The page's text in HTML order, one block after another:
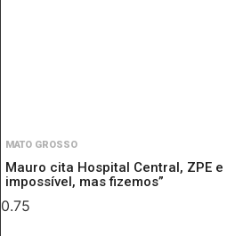
MATO GROSSO
Mauro cita Hospital Central, ZPE
impossível, mas fizemos”